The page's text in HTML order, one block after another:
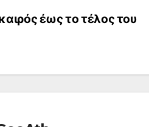
έως το τέλος του